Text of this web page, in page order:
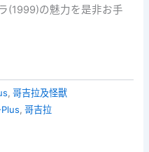
(1999)の魅力を是非お手
,哥吉拉及怪獸
,哥吉拉